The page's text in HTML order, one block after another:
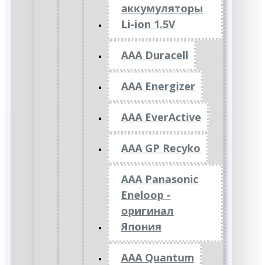
аккумуляторы
Li-ion 1.5V
AAA Duracell
AAA Energizer
AAA EverActive
AAA GP Recyko
AAA Panasonic
Eneloop -
оригинал
Япония
AAA Quantum